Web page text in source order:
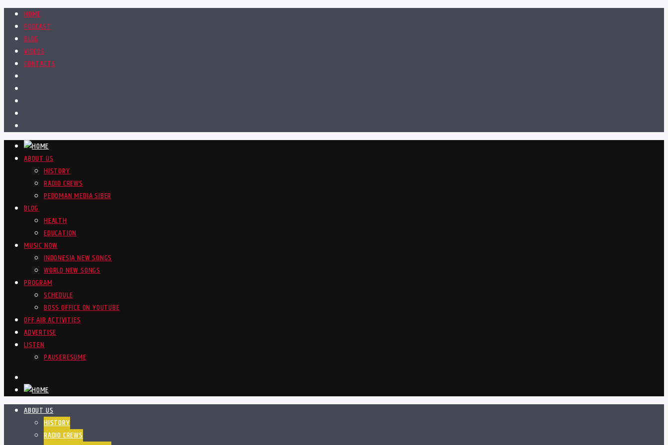
HOME
PODCAST
BLOG
VIDEOS
CONTACTS
ABOUT US
HISTORY
RADIO CREWS
PEDOMAN MEDIA SIBER
BLOG
HEALTH
EDUCATION
MUSIC NOW
INDONESIA NEW SONGS
WORLD NEW SONGS
PROGRAM
SCHEDULE
BOSS OFFICE ON YOUTUBE
OFF AIR ACTIVITIES
ADVERTISE
LISTEN
PAUSERESUME
ABOUT US
HISTORY
RADIO CREWS